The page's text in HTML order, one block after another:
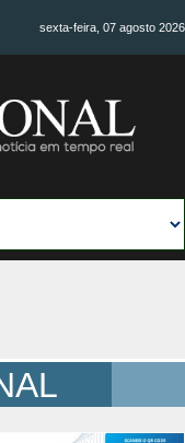
sexta-feira, 07 agosto 2026